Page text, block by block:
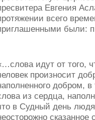
Евгения
всего
были:
идут от того,
произносит
добром,
из сердца,
в Судный день